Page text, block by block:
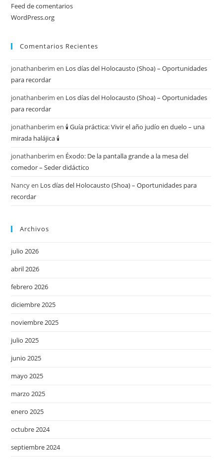
Feed de comentarios
WordPress.org
Comentarios Recientes
jonathanberim en Los días del Holocausto (Shoa) – Oportunidades
para recordar
jonathanberim en Los días del Holocausto (Shoa) – Oportunidades
para recordar
jonathanberim en🕯️ Guía práctica: Vivir el año judío en duelo – una
mirada halájica 🕯️
jonathanberim en Éxodo: De la pantalla grande a la mesa del
comedor – Seder didáctico
Nancyen Los días del Holocausto (Shoa) – Oportunidades para
recordar
Archivos
julio 2026
abril 2026
febrero 2026
diciembre 2025
noviembre 2025
julio 2025
junio 2025
mayo 2025
marzo 2025
enero 2025
octubre 2024
septiembre 2024